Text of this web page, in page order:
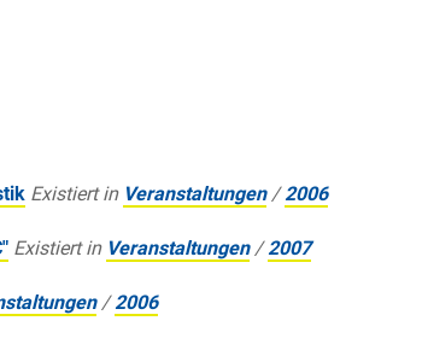
Existiert in Veranstaltungen /2006
Existiert in Veranstaltungen /2007
/2006